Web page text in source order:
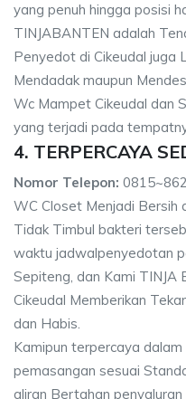
yang penuh hingga posisi
TINJABANTEN adalah
Penyedot di Cikeudal juga
Mendadak maupun
Wc Mampet Cikeudal dan
yang terjadi pada
4. TERPERCAYA
Nomor Telepon:
WC Closet Menjadi Bersih
Tidak Timbul bakteri
waktu jadwalpenyedotan
Sepiteng, dan Kami TINJA
Cikeudal Memberikan
dan Habis.
Kamipun terpercaya
pemasangan sesuai
aliran Bertahan